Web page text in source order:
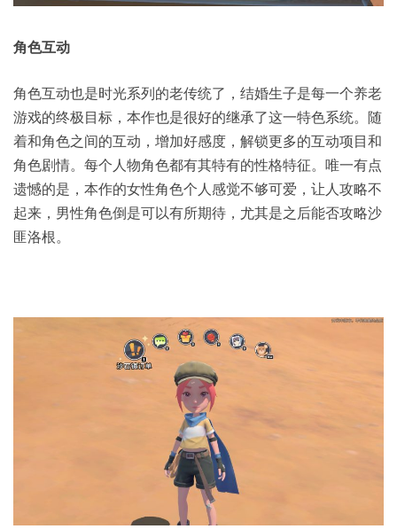
角色互动
角色互动也是时光系列的老传统了，结婚生子是每一个养老
游戏的终极目标，本作也是很好的继承了这一特色系统。随
着和角色之间的互动，增加好感度，解锁更多的互动项目和
角色剧情。每个人物角色都有其特有的性格特征。唯一有点
遗憾的是，本作的女性角色个人感觉不够可爱，让人攻略不
起来，男性角色倒是可以有所期待，尤其是之后能否攻略沙
匪洛根。